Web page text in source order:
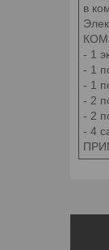
в
- 1
- 1
- 1
- 2
- 2
- 4